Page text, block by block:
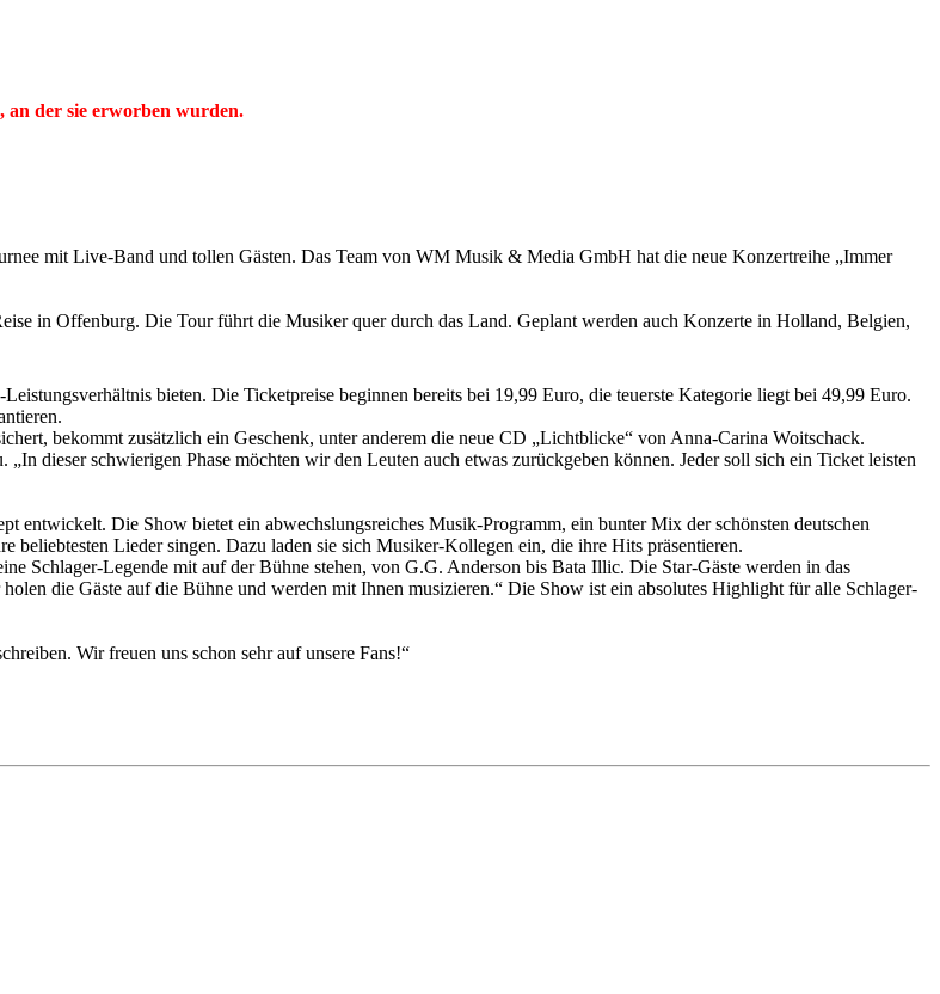
an der sie erworben wurden.
mit Live-Band und tollen Gästen. Das Team von WM Musik & Media GmbH hat die neue Konzertreihe „Immer
in Offenburg. Die Tour führt die Musiker quer durch das Land. Geplant werden auch Konzerte in Holland, Belgien,
bieten. Die Ticketpreise beginnen bereits bei 19,99 Euro, die teuerste Kategorie liegt bei 49,99 Euro.
bekommt zusätzlich ein Geschenk, unter anderem die neue CD „Lichtblicke“ von Anna-Carina Woitschack.
dieser schwierigen Phase möchten wir den Leuten auch etwas zurückgeben können. Jeder soll sich ein Ticket leisten
Die Show bietet ein abwechslungsreiches Musik-Programm, ein bunter Mix der schönsten deutschen
Lieder singen. Dazu laden sie sich Musiker-Kollegen ein, die ihre Hits präsentieren.
Schlager-Legende mit auf der Bühne stehen, von G.G. Anderson bis Bata Illic. Die Star-Gäste werden in das
die Gäste auf die Bühne und werden mit Ihnen musizieren.“ Die Show ist ein absolutes Highlight für alle Schlager-
Wir freuen uns schon sehr auf unsere Fans!“